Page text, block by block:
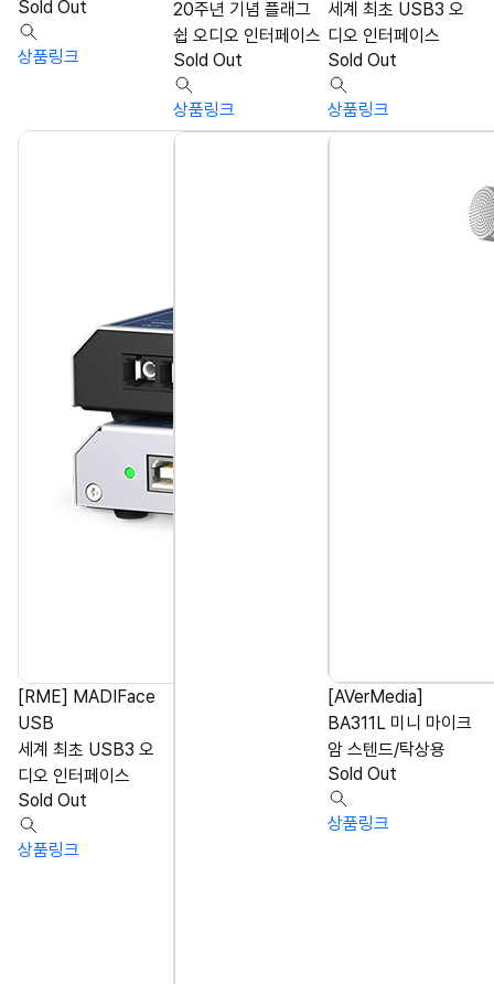
Sold Out
상품링크
20주년 기념 플래그
쉽 오디오 인터페이스
Sold Out
상품링크
세계 최초 USB3 오
디오 인터페이스
Sold Out
상품링크
[RME] MADIFace
USB
세계 최초 USB3 오
디오 인터페이스
Sold Out
상품링크
[AVerMedia]
BA311L 미니 마이크
암 스텐드/탁상용
Sold Out
상품링크